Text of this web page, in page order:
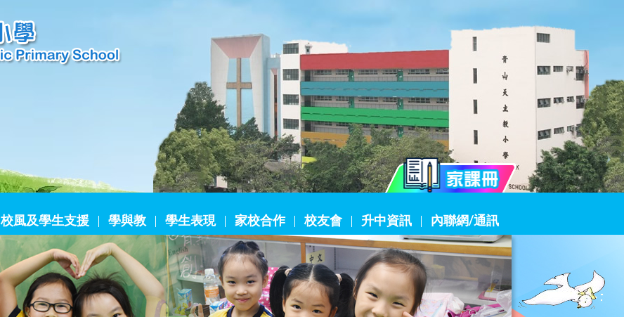
校風及學生支援 學與教 學生表現 家校合作 校友會 升中資訊 內聯網/通訊